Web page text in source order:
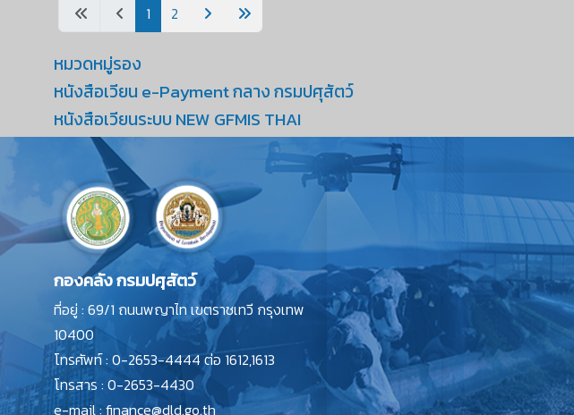
1
2
หมวดหมู่รอง
หนังสือเวียน e-Payment กลาง กรมปศุสัตว์
หนังสือเวียนระบบ NEW GFMIS THAI
กองคลัง กรมปศุสัตว์
ที่อยู่ : 69/1 ถนนพญาไท เขตราชเทวี กรุงเทพ
10400
โทรศัพท์ : 0-2653-4444 ต่อ 1612,1613
โทรสาร : 0-2653-4430
e-mail : finance@dld.go.th